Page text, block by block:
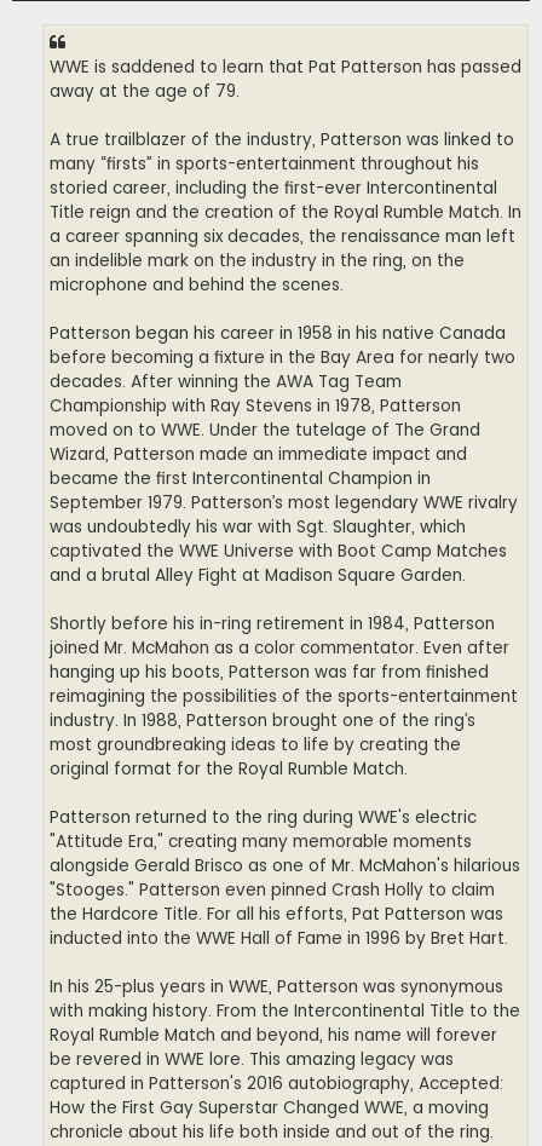
WWE is saddened to learn that Pat Patterson has passed
away at the age of 79.
A true trailblazer of the industry, Patterson was linked to
many “firsts” in sports-entertainment throughout his
storied career, including the first-ever Intercontinental
Title reign and the creation of the Royal Rumble Match. In
a career spanning six decades, the renaissance man left
an indelible mark on the industry in the ring, on the
microphone and behind the scenes.
Patterson began his career in 1958 in his native Canada
before becoming a fixture in the Bay Area for nearly two
decades. After winning the AWA Tag Team
Championship with Ray Stevens in 1978, Patterson
moved on to WWE. Under the tutelage of The Grand
Wizard, Patterson made an immediate impact and
became the first Intercontinental Champion in
September 1979. Patterson’s most legendary WWE rivalry
was undoubtedly his war with Sgt. Slaughter, which
captivated the WWE Universe with Boot Camp Matches
and a brutal Alley Fight at Madison Square Garden.
Shortly before his in-ring retirement in 1984, Patterson
joined Mr. McMahon as a color commentator. Even after
hanging up his boots, Patterson was far from finished
reimagining the possibilities of the sports-entertainment
industry. In 1988, Patterson brought one of the ring’s
most groundbreaking ideas to life by creating the
original format for the Royal Rumble Match.
Patterson returned to the ring during WWE's electric
"Attitude Era," creating many memorable moments
alongside Gerald Brisco as one of Mr. McMahon's hilarious
"Stooges." Patterson even pinned Crash Holly to claim
the Hardcore Title. For all his efforts, Pat Patterson was
inducted into the WWE Hall of Fame in 1996 by Bret Hart.
In his 25-plus years in WWE, Patterson was synonymous
with making history. From the Intercontinental Title to the
Royal Rumble Match and beyond, his name will forever
be revered in WWE lore. This amazing legacy was
captured in Patterson's 2016 autobiography, Accepted:
How the First Gay Superstar Changed WWE, a moving
chronicle about his life both inside and out of the ring.